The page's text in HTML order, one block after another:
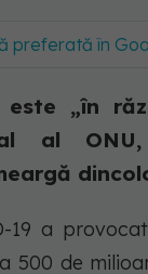
preferată în
„în
al
19 a
500 de